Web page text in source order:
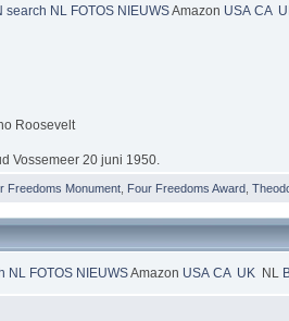
search NL FOTOS NIEUWSAmazon USA CA
Roosevelt
Vossemeer 20 juni 1950.
Freedoms Monument Four Freedoms Award
NL FOTOS NIEUWSAmazon USA CA UK NL